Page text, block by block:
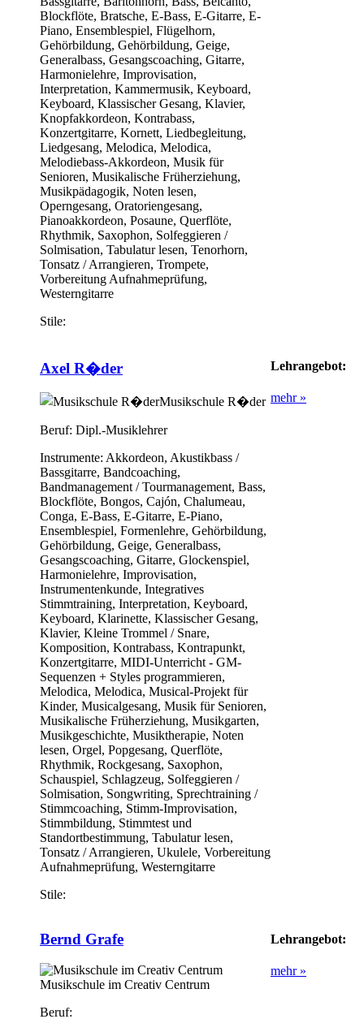
Blockflöte, Bratsche, E-Bass, E-Gitarre, E-
Piano, Ensemblespiel, Flügelhorn,
Gehörbildung, Gehörbildung, Geige,
Generalbass, Gesangscoaching, Gitarre,
Harmonielehre, Improvisation,
Interpretation, Kammermusik, Keyboard,
Keyboard, Klassischer Gesang, Klavier,
Knopfakkordeon, Kontrabass,
Konzertgitarre, Kornett, Liedbegleitung,
Liedgesang, Melodica, Melodica,
Melodiebass-Akkordeon, Musik für
Senioren, Musikalische Früherziehung,
Musikpädagogik, Noten lesen,
Operngesang, Oratoriengesang,
Pianoakkordeon, Posaune, Querflöte,
Rhythmik, Saxophon, Solfeggieren /
Solmisation, Tabulatur lesen, Tenorhorn,
Tonsatz / Arrangieren, Trompete,
Vorbereitung Aufnahmeprüfung,
Westerngitarre
Stile:
Axel R�der
Musikschule R�der
Beruf: Dipl.-Musiklehrer
Instrumente: Akkordeon, Akustikbass /
Bassgitarre, Bandcoaching,
Bandmanagement / Tourmanagement, Bass,
Blockflöte, Bongos, Cajón, Chalumeau,
Conga, E-Bass, E-Gitarre, E-Piano,
Ensemblespiel, Formenlehre, Gehörbildung,
Gehörbildung, Geige, Generalbass,
Gesangscoaching, Gitarre, Glockenspiel,
Harmonielehre, Improvisation,
Instrumentenkunde, Integratives
Stimmtraining, Interpretation, Keyboard,
Keyboard, Klarinette, Klassischer Gesang,
Klavier, Kleine Trommel / Snare,
Komposition, Kontrabass, Kontrapunkt,
Konzertgitarre, MIDI-Unterricht - GM-
Sequenzen + Styles programmieren,
Melodica, Melodica, Musical-Projekt für
Kinder, Musicalgesang, Musik für Senioren,
Musikalische Früherziehung, Musikgarten,
Musikgeschichte, Musiktherapie, Noten
lesen, Orgel, Popgesang, Querflöte,
Rhythmik, Rockgesang, Saxophon,
Schauspiel, Schlagzeug, Solfeggieren /
Solmisation, Songwriting, Sprechtraining /
Stimmcoaching, Stimm-Improvisation,
Stimmbildung, Stimmtest und
Standortbestimmung, Tabulatur lesen,
Tonsatz / Arrangieren, Ukulele, Vorbereitung
Aufnahmeprüfung, Westerngitarre
Stile:
Lehrangebot:
mehr »
Bernd Grafe
Musikschule im Creativ Centrum
Beruf:
Lehrangebot:
mehr »